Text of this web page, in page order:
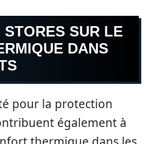
STORES SUR LE
DANS
pour la protection
également à